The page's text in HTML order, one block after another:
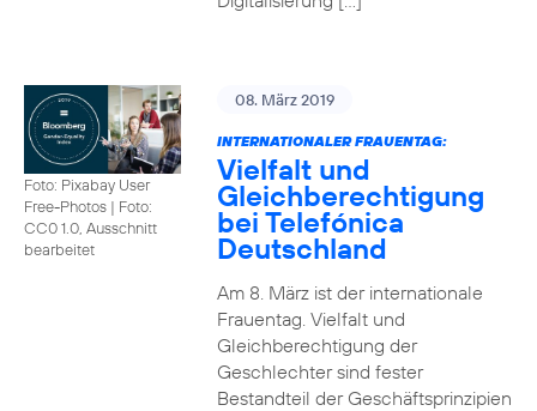
Foto: Pixabay User
Free-Photos | Foto:
CC0 1.0, Ausschnitt
bearbeitet
08. März 2019
INTERNATIONALER FRAUENTAG:
Vielfalt und
Gleichberechtigung
bei Telefónica
Deutschland
Am 8. März ist der internationale
Frauentag. Vielfalt und
Gleichberechtigung der
Geschlechter sind fester
Bestandteil der Geschäftsprinzipien